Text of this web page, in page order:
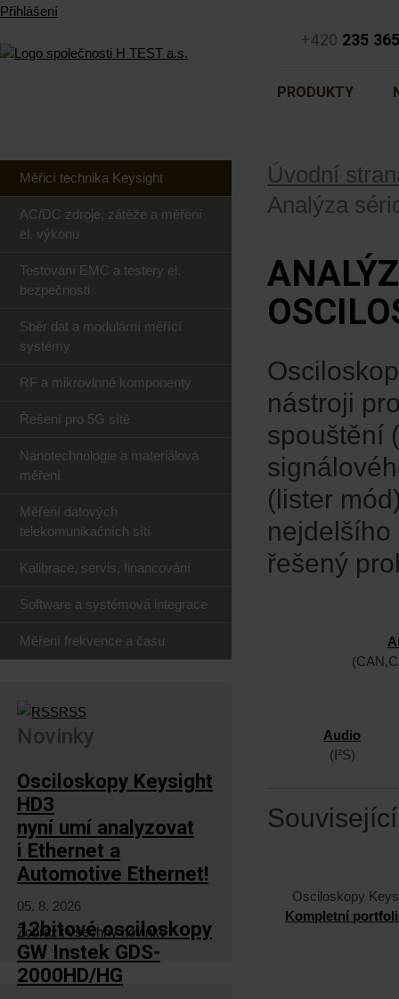
+420 235
PRODUKTY
Přihlášení
Úvodní
Analýza
nástroji
spouštění
(lister
nejdelšího
řešený
Audio
(I²S)
Osciloskopy
Kompletní
Měřicí technika Keysight
AC/DC zdroje, zátěže a měření
el. výkonu
Testování EMC a testery el.
bezpečnosti
Sběr dat a modulární měřící
systémy
RF a mikrovlnné komponenty
Řešení pro 5G sítě
Nanotechnologie a materiálová
měření
Měření datových
telekomunikačních sítí
Kalibrace, servis, financování
Software a systémová integrace
Měření frekvence a času
RSS
Novinky
Osciloskopy Keysight
HD3
nyní umí analyzovat
i Ethernet a
Automotive Ethernet!
05. 8. 2026
12bitové osciloskopy
GW Instek GDS-
2000HD/HG
Zobrazit všechny novinky